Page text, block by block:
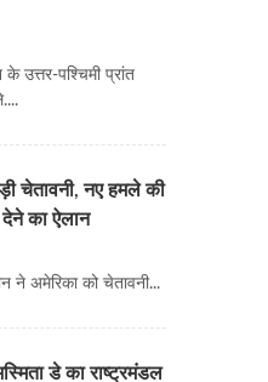
उत्तर-पश्चिमी प्रांत
चेतावनी, नए हमले की
देने का ऐलान
ने अमेरिका को चेतावनी...
डे का राष्ट्रमंडल